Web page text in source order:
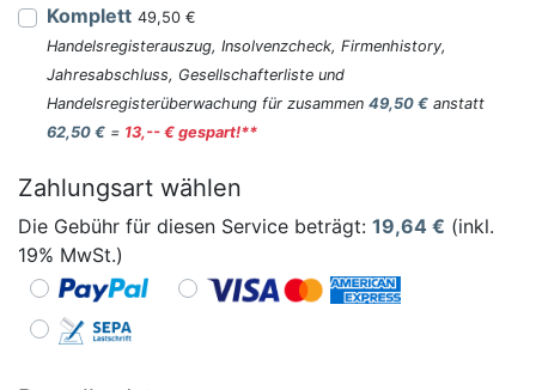
Komplett 49,50 €
Handelsregisterauszug, Insolvenzcheck, Firmenhistory,
Jahresabschluss, Gesellschafterliste und
Handelsregisterüberwachung für zusammen 49,50 € anstatt
62,50 € = 13,-- € gespart!**
Zahlungsart wählen
Die Gebühr für diesen Service beträgt: 19,64 € (inkl.
19% MwSt.)